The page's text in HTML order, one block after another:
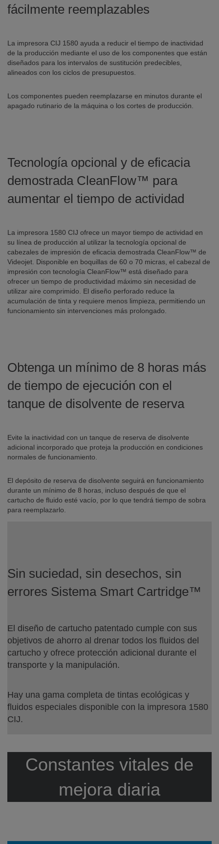
fácilmente reemplazables
La impresora CIJ 1580 ayuda a reducir el tiempo de inactividad
de la producción mediante el uso de los componentes que están
diseñados para los intervalos de sustitución predecibles,
alineados con los ciclos de presupuestos.
Los componentes pueden reemplazarse en minutos durante el
apagado rutinario de la máquina o los cortes de producción.
Tecnología opcional y de eficacia
demostrada CleanFlow™ para
aumentar el tiempo de actividad
La impresora 1580 CIJ ofrece un mayor tiempo de actividad en
su línea de producción al utilizar la tecnología opcional de
cabezales de impresión de eficacia demostrada CleanFlow™ de
Videojet. Disponible en boquillas de 60 o 70 micras, el cabezal de
impresión con tecnología CleanFlow™ está diseñado para
ofrecer un tiempo de productividad máximo sin necesidad de
utilizar aire comprimido. El diseño perforado reduce la
acumulación de tinta y requiere menos limpieza, permitiendo un
funcionamiento sin intervenciones más prolongado.
Obtenga un mínimo de 8 horas más
de tiempo de ejecución con el
tanque de disolvente de reserva
Evite la inactividad con un tanque de reserva de disolvente
adicional incorporado que proteja la producción en condiciones
normales de funcionamiento.
El depósito de reserva de disolvente seguirá en funcionamiento
durante un mínimo de 8 horas, incluso después de que el
cartucho de fluido esté vacío, por lo que tendrá tiempo de sobra
para reemplazarlo.
Sin suciedad, sin desechos, sin
errores Sistema Smart Cartridge™
El diseño de cartucho patentado cumple con sus
objetivos de ahorro al drenar todos los fluidos del
cartucho y ofrece protección adicional durante el
transporte y la manipulación.
Hay una gama completa de tintas ecológicas y
fluidos especiales disponible con la impresora 1580
CIJ.
Constantes vitales de
mejora diaria